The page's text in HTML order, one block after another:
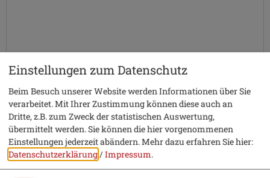
Details
Wohnung im 1. OG Terrasse im EG Ausstattung: Küche mit
Kühlschrank incl. Gefrierfach, Geschirrspüler, freistehendes
Induktionskochfeld, Backofen, Mikrowelle,
Kaffeemaschine, Toaster, Essbereich, großes Sofa mit
Einstellungen zum Datenschutz
Beim Besuch unserer Website werden Informationen über Sie
verarbeitet. Mit Ihrer Zustimmung können diese auch an
Dritte, z.B. zum Zweck der statistischen Auswertung,
übermittelt werden. Sie können die hier vorgenommenen
Einstellungen jederzeit abändern.Mehr dazu erfahren Sie hier:
Datenschutzerklärung/Impressum.